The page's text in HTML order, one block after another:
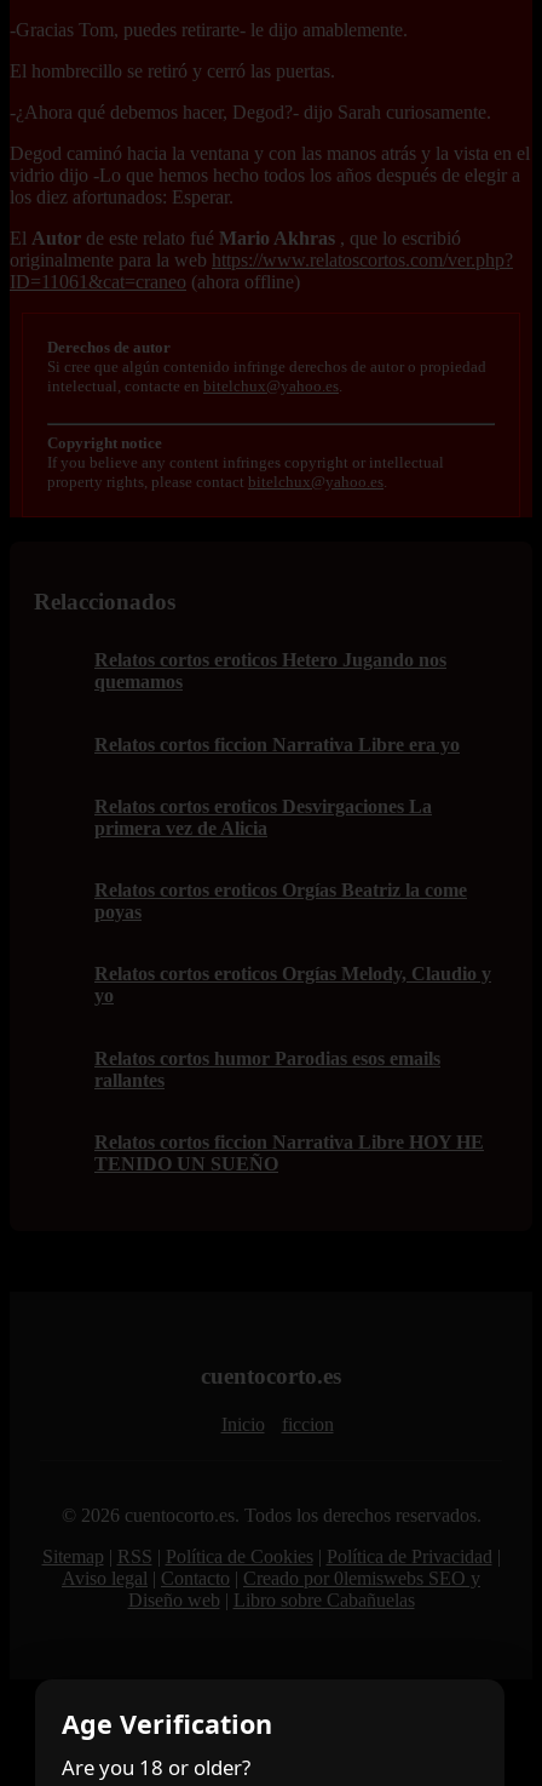
-Gracias Tom, puedes retirarte- le dijo amablemente.
El hombrecillo se retiró y cerró las puertas.
-¿Ahora qué debemos hacer, Degod?- dijo Sarah curiosamente.
Degod caminó hacia la ventana y con las manos atrás y la vista en el
vidrio dijo -Lo que hemos hecho todos los años después de elegir a
los diez afortunados: Esperar.
El Autor de este relato fué Mario Akhras , que lo escribió
originalmente para la web https://www.relatoscortos.com/ver.php?
ID=11061&cat=craneo (ahora offline)
Derechos de autor
Si cree que algún contenido infringe derechos de autor o propiedad
intelectual, contacte en bitelchux@yahoo.es
Copyright notice
If you believe any content infringes copyright or intellectual
property rights, please contact bitelchux@yahoo.es
Relaccionados
Relatos cortos eroticos Hetero Jugando nos
quemamos
Relatos cortos ficcion Narrativa Libre era yo
Relatos cortos eroticos Desvirgaciones La
primera vez de Alicia
Relatos cortos eroticos Orgías Beatriz la come
poyas
Relatos cortos eroticos Orgías Melody, Claudio y
yo
Relatos cortos humor Parodias esos emails
rallantes
Relatos cortos ficcion Narrativa Libre HOY HE
TENIDO UN SUEÑO
cuentocorto.es
Inicio ficcion
© 2026 cuentocorto.es. Todos los derechos reservados.
Sitemap | RSS | Política de Cookies| Política de Privacidad |
Aviso legal | Contacto | Creado por 0lemiswebs SEO y
Diseño web | Libro sobre Cabañuelas
Age Verification
Are you 18 or older?